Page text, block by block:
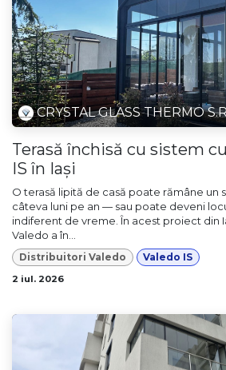
CRYSTAL GLASS THERMO
Terasă închisă cu sistem
IS în Iași
O terasă lipită de casă poate rămâne un
câteva luni pe an — sau poate deveni
indiferent de vreme. În acest proiect din
Valedo a în...
Distribuitori Valedo Valedo IS
2 iul. 2026